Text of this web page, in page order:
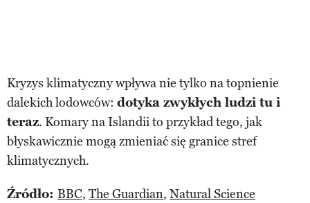
Kryzys klimatyczny wpływa nie tylko na topnienie
dalekich lodowców: dotyka zwykłych ludzi tu i
teraz. Komary na Islandii to przykład tego, jak
błyskawicznie mogą zmieniać się granice stref
klimatycznych.
Źródło: BBC, The Guardian, Natural Science